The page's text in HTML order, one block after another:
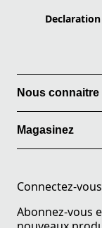
Nous connaitre
Magasinez
Connectez-
Abonnez-vous